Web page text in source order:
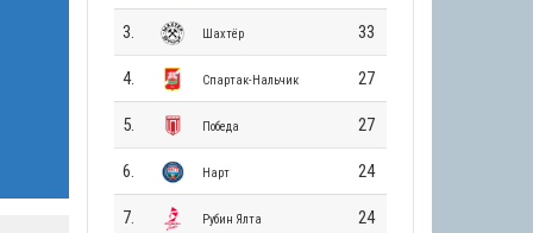
3. Шахтёр 33
4. Спартак-Нальчик 27
5. Победа 27
6. Нарт 24
7. Рубин Ялта 24